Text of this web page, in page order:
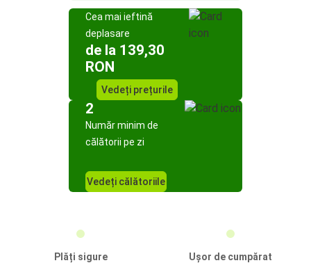
Cea mai ieftină
deplasare
de la 139,30
RON
Vedeți prețurile
2
Număr minim de
călătorii pe zi
Vedeți călătoriile
Plăți sigure
Ușor de cumpărat